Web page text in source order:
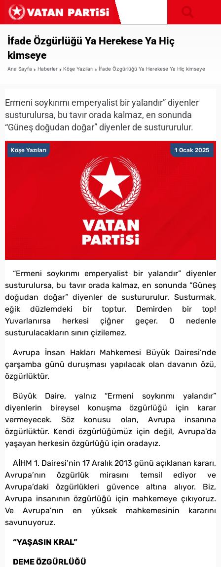
İfade Özgürlüğü Ya Herekese Ya Hiç
kimseye
Ana Sayfa Haberler Köşe Yazıları İfade Özgürlüğü Ya Herekese Ya Hiç kimseye
Ermeni soykırımı emperyalist bir yalandır” diyenler
susturulursa, bu tavır orada kalmaz, en sonunda
“Güneş doğudan doğar” diyenler de sustururulur.
1 Ocak 2025
Köşe Yazıları
“Ermeni soykırımı emperyalist bir yalandır” diyenler
susturulursa, bu tavır orada kalmaz, en sonunda “Güneş
doğudan doğar” diyenler de sustururulur. Susturmak,
eğik düzlemdeki bir toptur. Demirden bir top!
Yuvarlanırsa herkesi çiğner geçer. O nedenle
susturulacakların sınırı çizilemez.
Avrupa İnsan Hakları Mahkemesi Büyük Dairesi’nde
çarşamba günü duruşması yapılacak olan davanın özü,
özgürlüktür.
Büyük Daire, yalnız “Ermeni soykırımı yalandır”
diyenlerin bireysel konuşma özgürlüğü için karar
vermeyecek. Söz konusu olan, Avrupa insanına
özgürlüktür. Kendi özgürlüğümüz için değil, Avrupa’da
yaşayan herkesin özgürlüğü için oradayız.
AİHM 1. Dairesi’nin 17 Aralık 2013 günü açıklanan kararı,
Avrupa’nın özgürlük mirasını temsil ediyor ve
Avrupa’daki özgürlükleri güvence altına alıyor. Biz,
Avrupa insanının özgürlüğü için mahkemeye çıkıyoruz.
Ve Avrupa’nın en yüksek mahkemesinin kararını
savunuyoruz.
“YAŞASIN KRAL”
DEME ÖZGÜRLÜĞÜ